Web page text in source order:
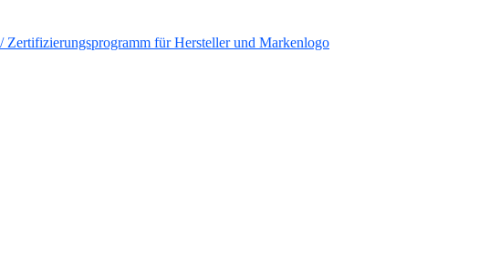
für Hersteller und Markenlogo